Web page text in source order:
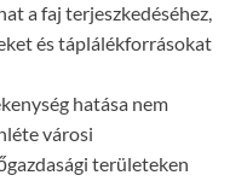
a faj terjeszkedéséhez,
és táplálékforrásokat
hatása nem
városi
területeken